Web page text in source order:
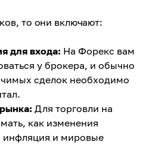
то они включают:
для входа: На Форекс вам
у брокера, и обычно
сделок необходимо
Для торговли на
как изменения
инфляция и мировые